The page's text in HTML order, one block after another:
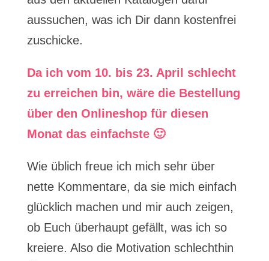
aussuchen, was ich Dir dann kostenfrei
zuschicke.
Da ich vom 10. bis 23. April schlecht
zu erreichen bin, wäre die Bestellung
über den Onlineshop für diesen
Monat das einfachste 🙂
Wie üblich freue ich mich sehr über
nette Kommentare, da sie mich einfach
glücklich machen und mir auch zeigen,
ob Euch überhaupt gefällt, was ich so
kreiere. Also die Motivation schlechthin